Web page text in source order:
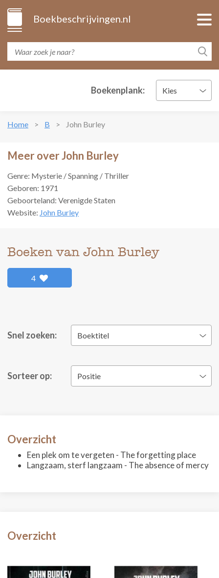
Boekbeschrijvingen.nl
Boekenplank: Kies
Home B John Burley
Meer over John Burley
Genre: Mysterie / Spanning / Thriller
Geboren: 1971
Geboorteland: Verenigde Staten
Website: John Burley
Boeken van John Burley
4
Snel zoeken: Boektitel
Sorteer op: Positie
Overzicht
Een plek om te vergeten - The forgetting place
Langzaam, sterf langzaam - The absence of mercy
Overzicht